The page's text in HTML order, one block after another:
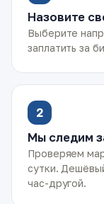
Назовите
Выберите
заплатить за
2
Мы следим
Проверяем
сутки.
час-другой.